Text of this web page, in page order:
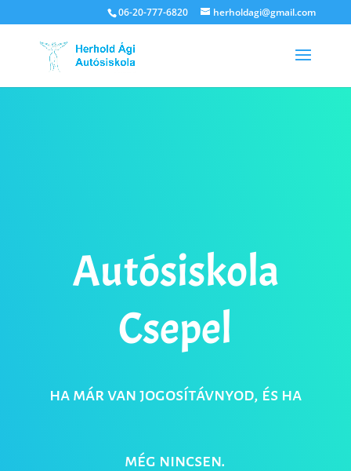
06-20-777-6820 herholdagi@gmail.com
Autósiskola
Csepel
ha már van jogosítávnyod, és ha
még nincsen.